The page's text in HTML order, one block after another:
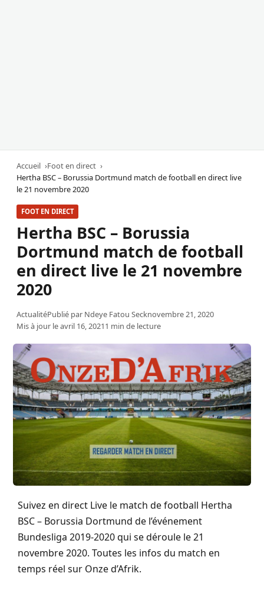
Accueil
Foot en direct
Hertha BSC – Borussia Dortmund match de football en direct live
le 21 novembre 2020
FOOT EN DIRECT
Hertha BSC – Borussia
Dortmund match de football
en direct live le 21 novembre
2020
ActualitéPublié par Ndeye Fatou Secknovembre 21, 2020
Mis à jour le avril 16, 20211 min de lecture
Suivez en direct Live le match de football Hertha
BSC – Borussia Dortmund de l’événement
Bundesliga 2019-2020 qui se déroule le 21
novembre 2020. Toutes les infos du match en
temps réel sur Onze d’Afrik.